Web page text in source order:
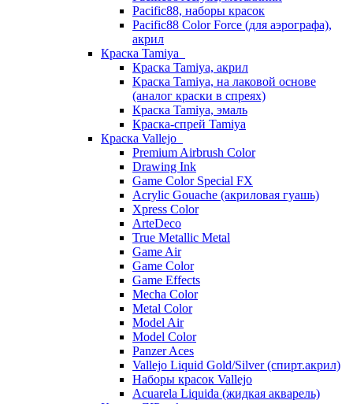
Pacific88, наборы красок
Pacific88 Color Force (для аэрографа),
акрил
Краска Tamiya
Краска Tamiya, акрил
Краска Tamiya, на лаковой основе
(аналог краски в спреях)
Краска Tamiya, эмаль
Краска-спрей Tamiya
Краска Vallejo
Premium Airbrush Color
Drawing Ink
Game Color Special FX
Acrylic Gouache (акриловая гуашь)
Xpress Color
ArteDeco
True Metallic Metal
Game Air
Game Color
Game Effects
Mecha Color
Metal Color
Model Air
Model Color
Panzer Aces
Vallejo Liquid Gold/Silver (спирт.акрил)
Наборы красок Vallejo
Acuarela Liquida (жидкая акварель)